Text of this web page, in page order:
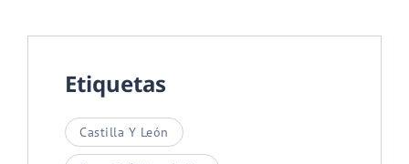
Etiquetas
Castilla Y León